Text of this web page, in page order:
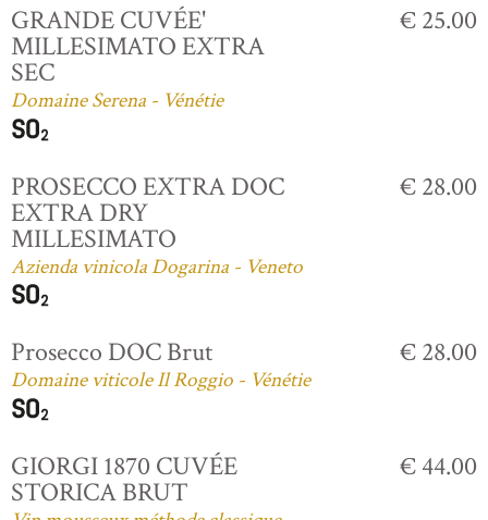
GRANDE CUVÉE'
MILLESIMATO EXTRA
SEC
Domaine Serena - Vénétie
€ 25.00
PROSECCO EXTRA DOC
EXTRA DRY
MILLESIMATO
Azienda vinicola Dogarina - Veneto
€ 28.00
Prosecco DOC Brut
Domaine viticole Il Roggio - Vénétie
€ 28.00
GIORGI 1870 CUVÉE
STORICA BRUT
€ 44.00